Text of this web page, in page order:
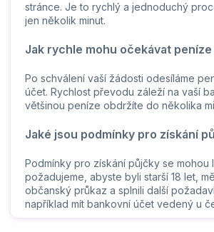
stránce. Je to rychlý a jednoduchý
jen několik minut.
Jak rychle mohu očekávat
Po schválení vaší žádosti odesíláme
účet. Rychlost převodu záleží na vaší
většinou peníze obdržíte do několika
Jaké jsou podmínky pro získání
Podmínky pro získání půjčky se mohou
požadujeme, abyste byli starší 18 let,
občanský průkaz a splnili další
například mít bankovní účet vedený u